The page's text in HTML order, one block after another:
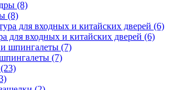
(8)
для входных и китайских дверей (6)
(7)